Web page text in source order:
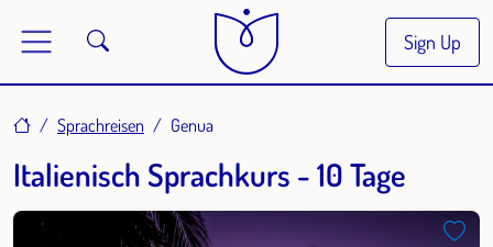
Sign Up
HomeSprachreisen Genua
Italienisch Sprachkurs - 10 Tage